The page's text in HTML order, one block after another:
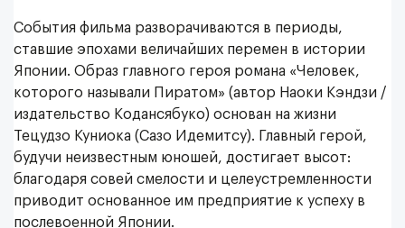
События фильма разворачиваются в периоды,
ставшие эпохами величайших перемен в истории
Японии. Образ главного героя романа «Человек,
которого называли Пиратом» (автор Наоки Кэндзи /
издательство Кодансябуко) основан на жизни
Тецудзо Куниока (Сазо Идемитсу). Главный герой,
будучи неизвестным юношей, достигает высот:
благодаря совей смелости и целеустремленности
приводит основанное им предприятие к успеху в
послевоенной Японии.